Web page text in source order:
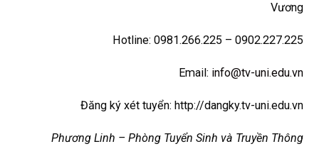
Vương
Hotline: 0981.266.225 – 0902.227.225
Email: info@tv-uni.edu.vn
Đăng ký xét tuyển: http://dangky.tv-uni.edu.vn
Phương Linh – Phòng Tuyển Sinh và Truyền Thông